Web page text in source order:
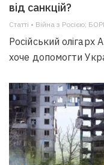
від санкцій?
Статті • Війна з Росією;
Російський олігарх
хоче допомогти